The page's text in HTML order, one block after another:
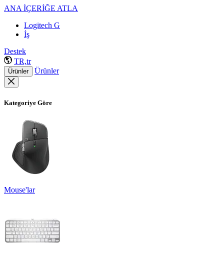
ANA İÇERİĞE ATLA
Logitech G
İş
Destek
TR,tr
Ürünler Ürünler
Kategoriye Göre
Mouse'lar